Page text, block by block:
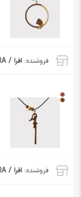
فروشنده: افرا / AFRA
فروشنده: افرا / AFRA